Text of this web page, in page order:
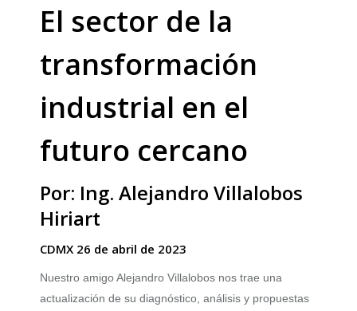
El sector de la
transformación
industrial en el
futuro cercano
Por: Ing. Alejandro Villalobos
Hiriart
CDMX 26 de abril de 2023
Nuestro amigo Alejandro Villalobos nos trae una
actualización de su diagnóstico, análisis y propuestas